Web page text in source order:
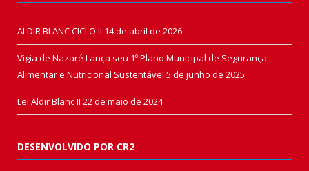
ALDIR BLANC CICLO II 14 de abril de 2026
Vigia de Nazaré Lança seu 1º Plano Municipal de Segurança
Alimentar e Nutricional Sustentável 5 de junho de 2025
Lei Aldir Blanc II 22 de maio de 2024
DESENVOLVIDO POR CR2